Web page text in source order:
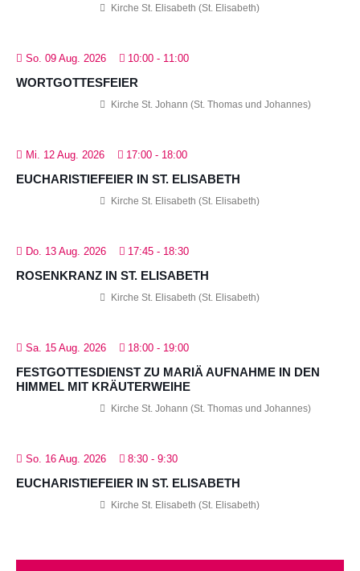
Kirche St. Elisabeth (St. Elisabeth)
So. 09 Aug. 2026 10:00 - 11:00
WORTGOTTESFEIER
Kirche St. Johann (St. Thomas und Johannes)
Mi. 12 Aug. 2026 17:00 - 18:00
EUCHARISTIEFEIER IN ST. ELISABETH
Kirche St. Elisabeth (St. Elisabeth)
Do. 13 Aug. 2026 17:45 - 18:30
ROSENKRANZ IN ST. ELISABETH
Kirche St. Elisabeth (St. Elisabeth)
Sa. 15 Aug. 2026 18:00 - 19:00
FESTGOTTESDIENST ZU MARIÄ AUFNAHME IN DEN
HIMMEL MIT KRÄUTERWEIHE
Kirche St. Johann (St. Thomas und Johannes)
So. 16 Aug. 2026 8:30 - 9:30
EUCHARISTIEFEIER IN ST. ELISABETH
Kirche St. Elisabeth (St. Elisabeth)